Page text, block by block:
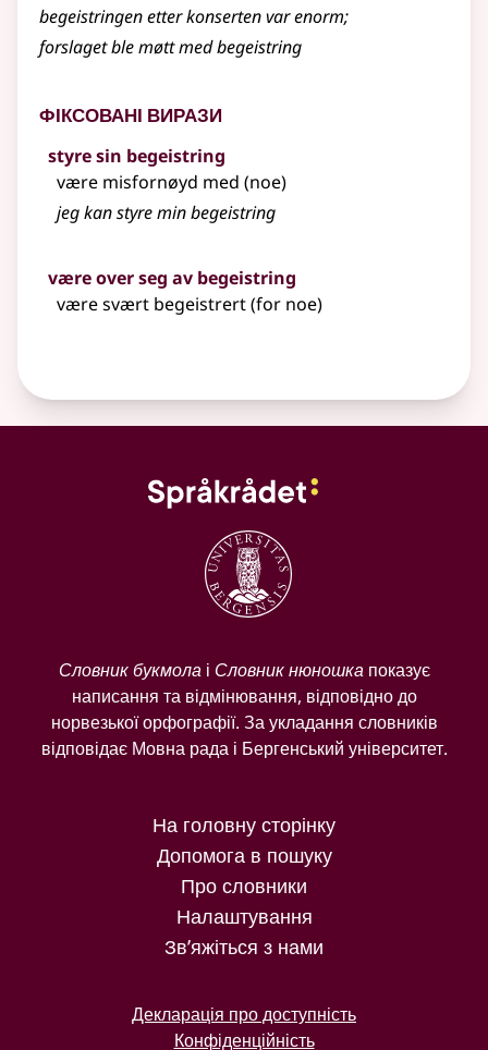
begeistringenetter konserten var enorm;
forslaget ble møtt medbegeistring
Фіксовані вирази
styre sin begeistring
være misfornøyd med (noe)
jeg kan styre minbegeistring
være over seg av begeistring
være svært begeistrert (for noe)
Словник букмолаі Словник нюношкапоказує
написання та відмінювання, відповідно до
норвезької орфографії. За укладання словників
відповідає Мовна рада і Бергенський університет.
На головну сторінку
Допомога в пошуку
Про словники
Налаштування
Зв’яжіться з нами
Декларація про доступність
Конфіденційність